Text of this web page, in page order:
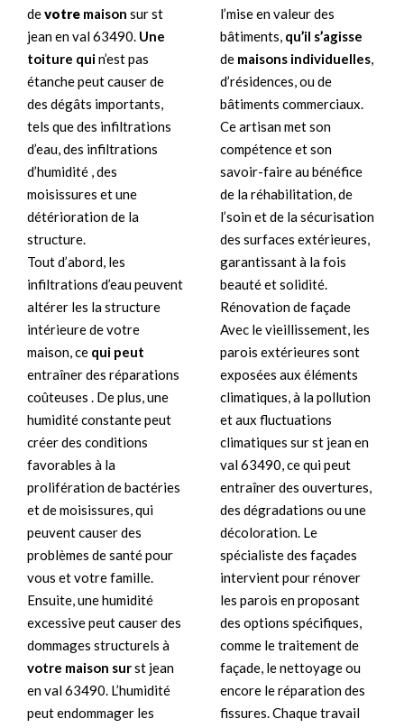
devotre maison sur st
jean en val 63490. Une
toiture quin’est pas
étanche peut causer de
des dégâts importants,
tels que des infiltrations
d’eau, des infiltrations
d’humidité , des
moisissures et une
détérioration de la
structure.
Tout d’abord, les
infiltrations d’eau peuvent
altérer les la structure
intérieure de votre
maison, ce qui peut
entraîner des réparations
coûteuses . De plus, une
humidité constante peut
créer des conditions
favorables à la
prolifération de bactéries
et de moisissures, qui
peuvent causer des
problèmes de santé pour
vous et votre famille.
Ensuite, une humidité
excessive peut causer des
dommages structurels à
votre maison surst jean
en val 63490. L’humidité
peut endommager les
l’mise en valeur des
bâtiments, qu’il s’agisse
de maisons individuelles,
d’résidences, ou de
bâtiments commerciaux.
Ce artisan met son
compétence et son
savoir-faire au bénéfice
de la réhabilitation, de
l’soin et de la sécurisation
des surfaces extérieures,
garantissant à la fois
beauté et solidité.
Rénovation de façade
Avec le vieillissement, les
parois extérieures sont
exposées aux éléments
climatiques, à la pollution
et aux fluctuations
climatiques sur st jean en
val 63490, ce qui peut
entraîner des ouvertures,
des dégradations ou une
décoloration. Le
spécialiste des façades
intervient pour rénover
les parois en proposant
des options spécifiques,
comme le traitement de
façade, le nettoyage ou
encore le réparation des
fissures. Chaque travail